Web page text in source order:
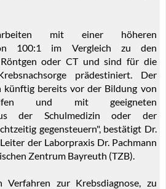
mit einer höheren
100:1 im Vergleich zu den
oder CT und sind für die
prädestiniert. Der
künftig bereits vor der Bildung von
und mit geeigneten
der Schulmedizin oder der
gegensteuern", bestätigt Dr.
der Laborpraxis Dr. Pachmann
Zentrum Bayreuth (TZB).
zur Krebsdiagnose, zu